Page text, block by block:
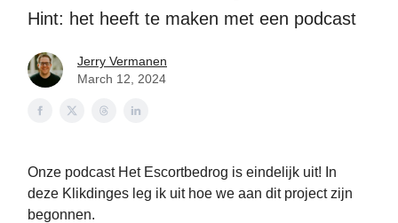
Hint: het heeft te maken met een podcast
Jerry Vermanen
March 12, 2024
Onze podcast Het Escortbedrog is eindelijk uit! In
deze Klikdinges leg ik uit hoe we aan dit project zijn
begonnen.